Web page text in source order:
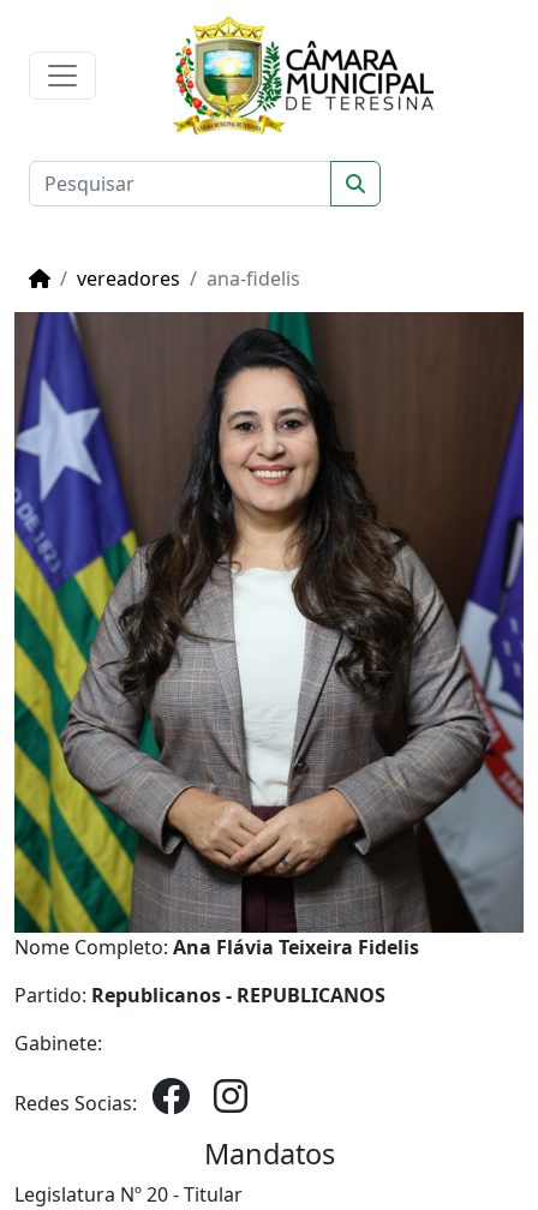
vereadores ana-fidelis
Nome Completo: Ana Flávia Teixeira Fidelis
Partido: Republicanos - REPUBLICANOS
Gabinete:
Redes Socias:
Mandatos
Legislatura Nº 20 - Titular